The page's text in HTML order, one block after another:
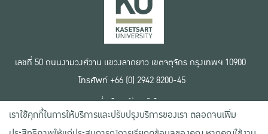
เลขที่ 50 ถนนงามวงศ์วาน แขวงลาดยาว เขตจตุจักร กรุงเทพฯ 10900
โทรศัพท์ +66 (0) 2942 8200-45
เงื่อนไขการใช้งานเว็บไซต์
ข้อตกลงด้านสิทธิ์ใช้งาน
นโยบายความเป็นส่วนตัว
เราใช้คุกกี้ในการให้บริการและปรับปรุงบริการของเรา ตลอดจนเพิ่ม